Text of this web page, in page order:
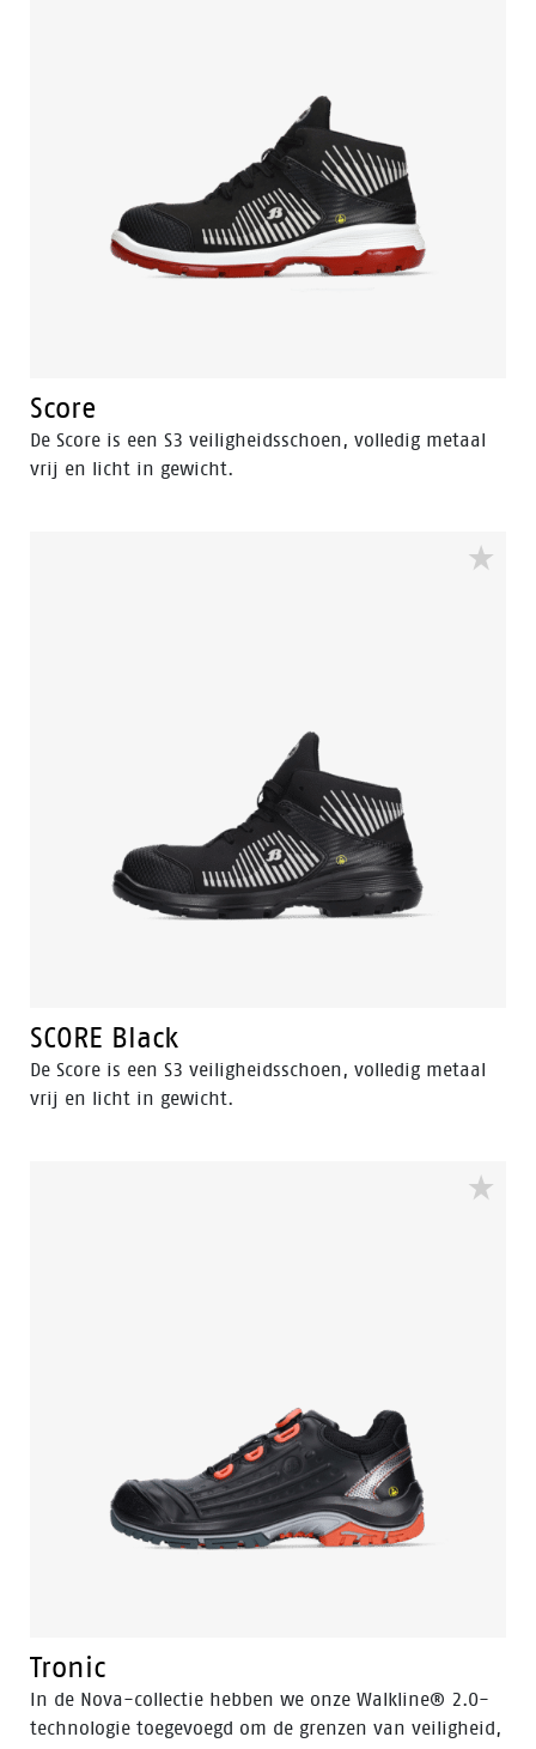
Score
De Score is een S3 veiligheidsschoen, volledig metaal
vrij en licht in gewicht.
SCORE Black
De Score is een S3 veiligheidsschoen, volledig metaal
vrij en licht in gewicht.
Tronic
In de Nova-collectie hebben we onze Walkline® 2.0-
technologie toegevoegd om de grenzen van veiligheid,